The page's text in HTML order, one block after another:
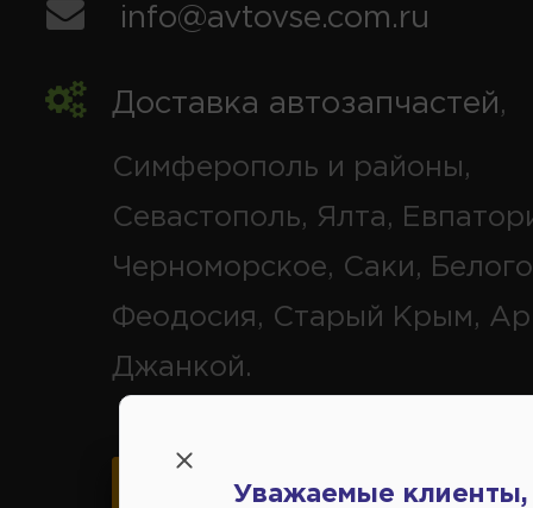
info@avtovse.com.ru
Доставка автозапчастей,
Симферополь и районы,
Севастополь, Ялта,
Черноморское, Саки,
Феодосия, Старый Крым,
Джанкой.
Карта схема проезда
Уважаемые клиенты,